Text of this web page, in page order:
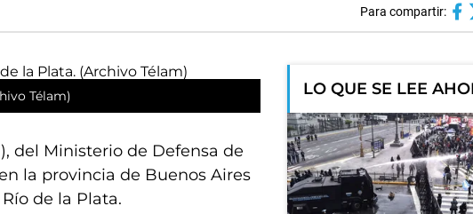
Para compartir:
Télam)
del Ministerio de Defensa de
la provincia de Buenos Aires
de la Plata.
LO QUE SE LEE